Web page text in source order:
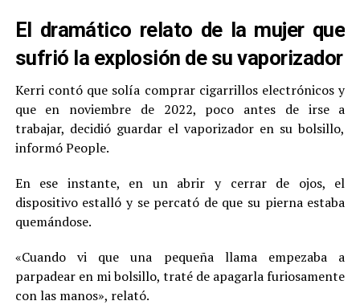
El dramático relato de la mujer que
sufrió la explosión de su vaporizador
Kerri contó que solía comprar cigarrillos electrónicos y
que en noviembre de 2022, poco antes de irse a
trabajar, decidió guardar el vaporizador en su bolsillo,
informó People.
En ese instante, en un abrir y cerrar de ojos, el
dispositivo estalló y se percató de que su pierna estaba
quemándose.
«Cuando vi que una pequeña llama empezaba a
parpadear en mi bolsillo, traté de apagarla furiosamente
con las manos», relató.